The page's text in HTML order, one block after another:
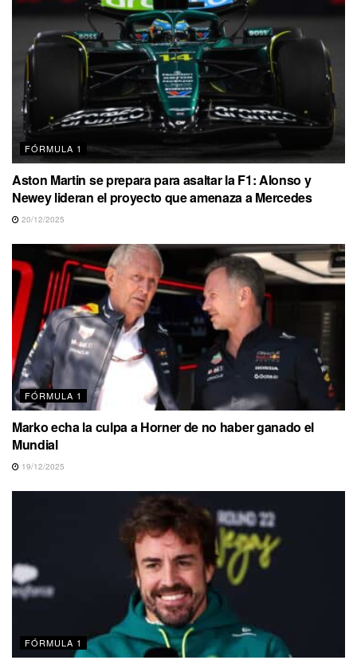
FÓRMULA 1
Aston Martin se prepara para asaltar la F1: Alonso y
Newey lideran el proyecto que amenaza a Mercedes
20/12/2025
FÓRMULA 1
Marko echa la culpa a Horner de no haber ganado el
Mundial
19/12/2025
FÓRMULA 1